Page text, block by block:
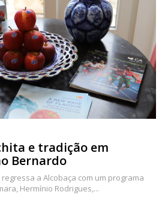
e tradição em
Bernardo
a Alcobaça com um programa
Hermínio Rodrigues,...